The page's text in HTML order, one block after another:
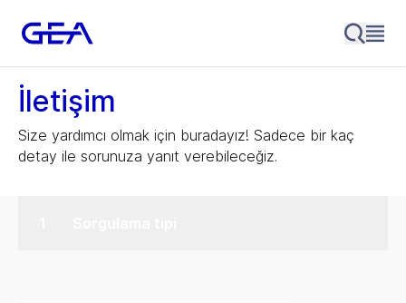
İletişim
Size yardımcı olmak için buradayız! Sadece bir kaç
detay ile sorunuza yanıt verebileceğiz.